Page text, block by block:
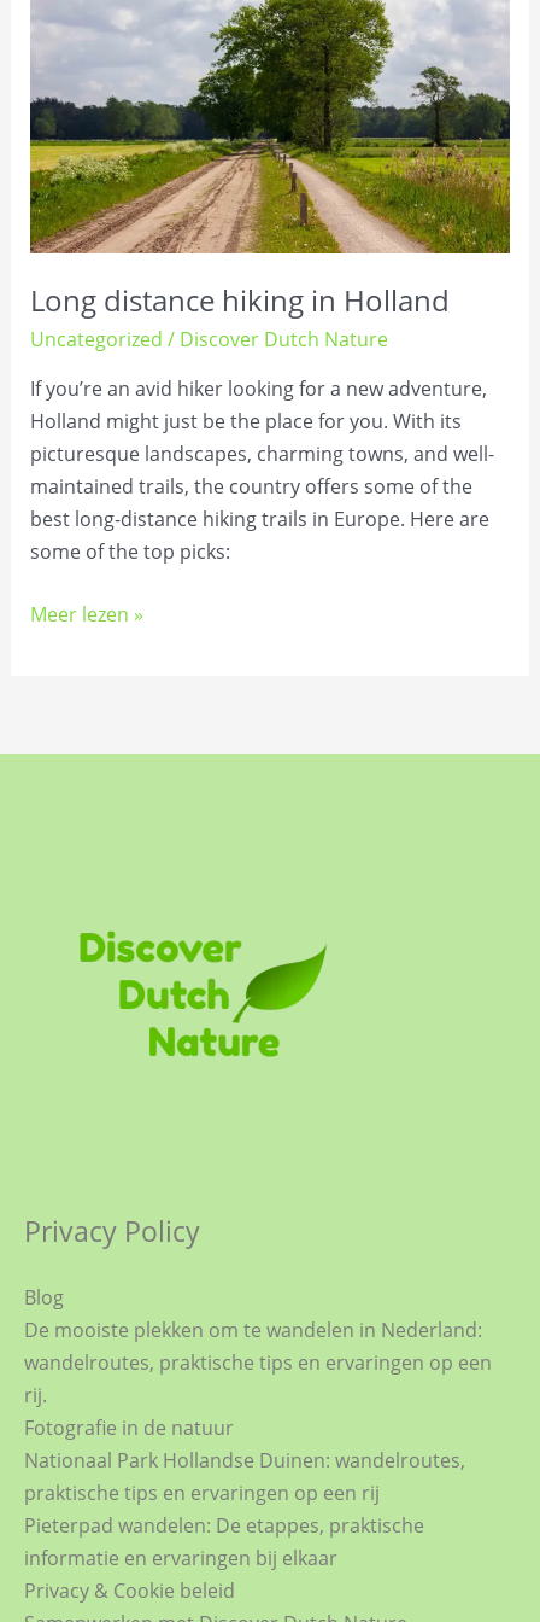
Long distance hiking in Holland
Uncategorized / Discover Dutch Nature
If you’re an avid hiker looking for a new adventure,
Holland might just be the place for you. With its
picturesque landscapes, charming towns, and well-
maintained trails, the country offers some of the
best long-distance hiking trails in Europe. Here are
some of the top picks:
Holland
Meer lezen »
Privacy Policy
Blog
De mooiste plekken om te wandelen in Nederland:
wandelroutes, praktische tips en ervaringen op een
rij.
Fotografie in de natuur
Nationaal Park Hollandse Duinen: wandelroutes,
praktische tips en ervaringen op een rij
Pieterpad wandelen: De etappes, praktische
informatie en ervaringen bij elkaar
Privacy & Cookie beleid